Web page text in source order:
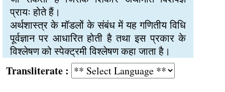
प्रायः होते हैं।
अर्थशास्त्र के मॉडलों के संबंध में यह गणितीय विधि
पूर्वज्ञान पर आधारित होती है तथा इस प्रकार के
विश्लेषण को स्पेक्ट्रमी विश्लेषण कहा जाता है।
: